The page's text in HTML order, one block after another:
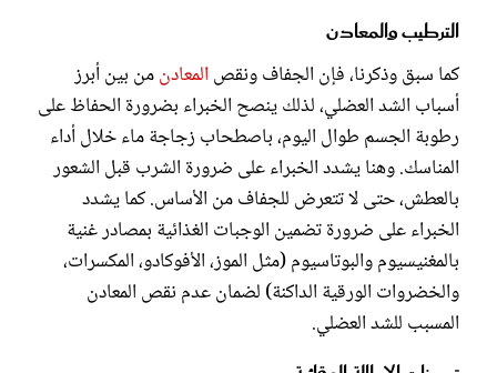
الترطيب والمعادن
كما سبق وذكرنا، فإن الجفاف ونقص المعادنمن بين أبرز
أسباب الشد العضلي، لذلك ينصح الخبراء بضرورة الحفاظ على
رطوبة الجسم طوال اليوم، باصطحاب زجاجة ماء خلال أداء
المناسك. وهنا يشدد الخبراء على ضرورة الشرب قبل الشعور
بالعطش، حتى لا تتعرض للجفاف من الأساس. كما يشدد
الخبراء على ضرورة تضمين الوجبات الغذائية بمصادر غنية
بالمغنيسيوم والبوتاسيوم (مثل الموز، الأفوكادو، المكسرات،
والخضروات الورقية الداكنة) لضمان عدم نقص المعادن
المسبب للشد العضلي.